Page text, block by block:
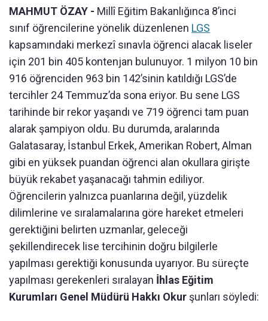
MAHMUT ÖZAY - Millî Eğitim Bakanlığınca 8’inci
sınıf öğrencilerine yönelik düzenlenen LGS
kapsamındaki merkezî sınavla öğrenci alacak liseler
için 201 bin 405 kontenjan bulunuyor. 1 milyon 10 bin
916 öğrenciden 963 bin 142’sinin katıldığı LGS’de
tercihler 24 Temmuz’da sona eriyor. Bu sene LGS
tarihinde bir rekor yaşandı ve 719 öğrenci tam puan
alarak şampiyon oldu. Bu durumda, aralarında
Galatasaray, İstanbul Erkek, Amerikan Robert, Alman
gibi en yüksek puandan öğrenci alan okullara girişte
büyük rekabet yaşanacağı tahmin ediliyor.
Öğrencilerin yalnızca puanlarına değil, yüzdelik
dilimlerine ve sıralamalarına göre hareket etmeleri
gerektiğini belirten uzmanlar, geleceği
şekillendirecek lise tercihinin doğru bilgilerle
yapılması gerektiği konusunda uyarıyor. Bu süreçte
yapılması gerekenleri sıralayan İhlas Eğitim
Kurumları Genel Müdürü Hakkı Okur şunları söyledi: